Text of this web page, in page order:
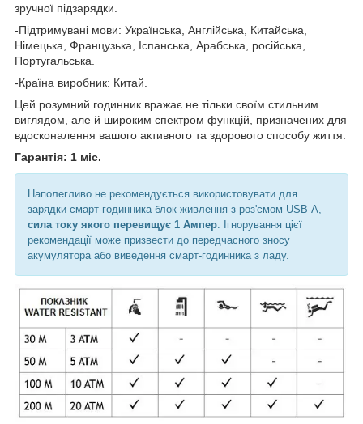
зручної підзарядки.
-Підтримувані мови: Українська, Англійська, Китайська,
Німецька, Французька, Іспанська, Арабська, російська,
Португальська.
-Країна виробник: Китай.
Цей розумний годинник вражає не тільки своїм стильним
виглядом, але й широким спектром функцій, призначених для
вдосконалення вашого активного та здорового способу життя.
Гарантія: 1 міс.
Наполегливо не рекомендується використовувати для
зарядки смарт-годинника блок живлення з роз'ємом USB-A,
сила току якого перевищує 1 Ампер . Ігнорування цієї
рекомендації може призвести до передчасного зносу
акумулятора або виведення смарт-годинника з ладу.